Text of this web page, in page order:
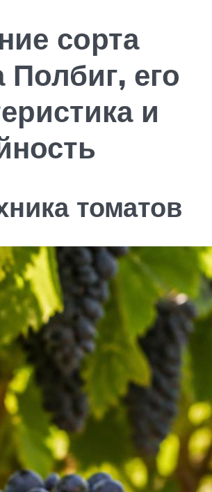
сорта
Полбиг, его
и
томатов